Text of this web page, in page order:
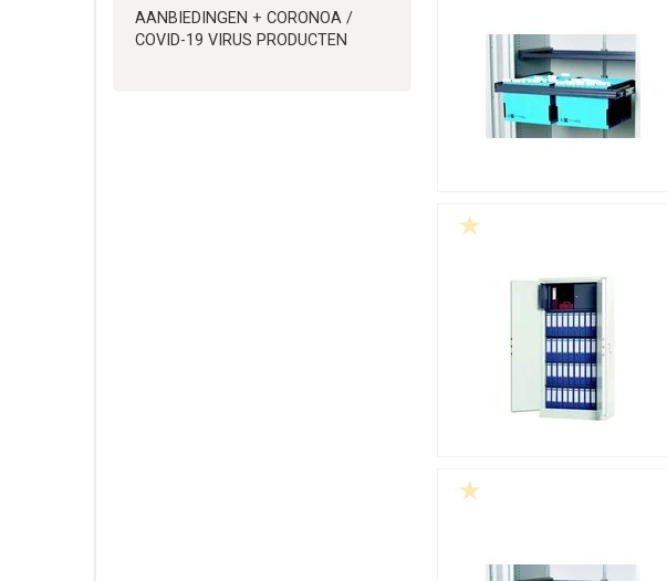
AANBIEDINGEN + CORONOA /
COVID-19 VIRUS PRODUCTEN